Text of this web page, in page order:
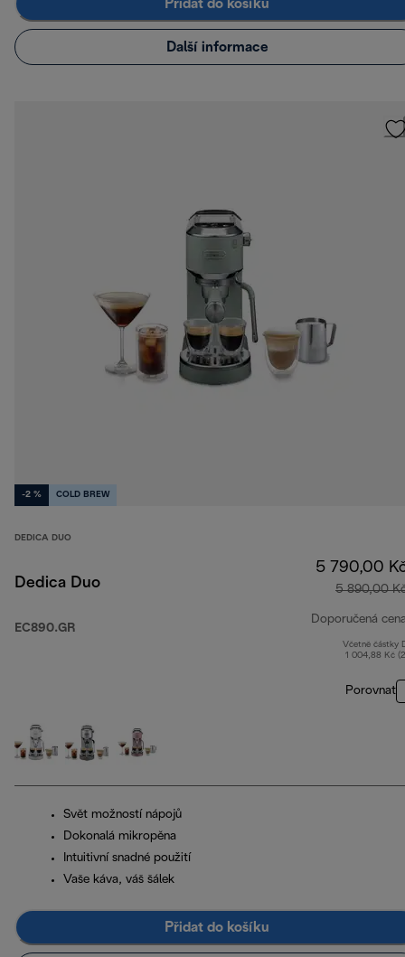
Přidat do košíku
Další informace
-2 % COLD BREW
DEDICA DUO
Dedica Duo
EC890.GR
5 790,00
5 890,00
Doporučená
Včetně částky
1 004,88 Kč
Porovnat
Svět možností nápojů
Dokonalá mikropěna
Intuitivní snadné použití
Vaše káva, váš šálek
Přidat do košíku